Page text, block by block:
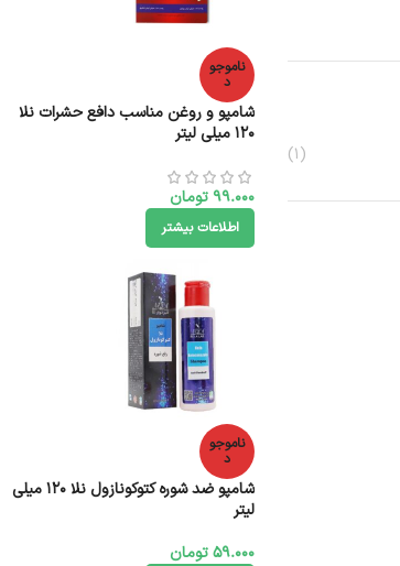
(1)
ناموجو
د
شامپو و روغن مناسب دافع حشرات نلا
120 میلی لیتر
99.000 تومان
اطلاعات بیشتر
ناموجو
د
شامپو ضد شوره کتوکونازول نلا 120 میلی
لیتر
59.000تومان